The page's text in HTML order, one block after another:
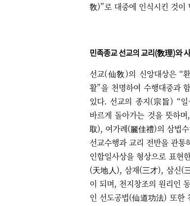
敎)”로 대중에 인식시킨 것이
민족종교 선교의 교리(敎理)와
선교(仙敎)의 신앙대상은 “
활”을 천명하여 수행대중과
있다. 선교의 종지(宗旨) “
바르게 돌아가는 것을 뜻하며,
取), 여가례(麗佳禮)의 삼법
선교수행과 교리 전반을 관통
인합일사상을 형상으로 표현
(天地人), 삼재(三才), 삼신(
이 되며, 천지창조의 원리인
인 선도공법(仙道功法) 또한